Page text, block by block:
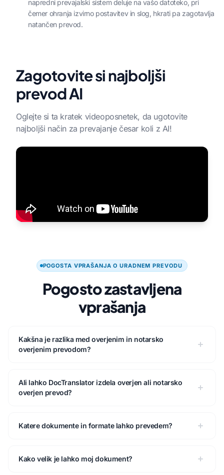
napredni prevajalski sistem deluje na vašo datoteko, pri
čemer ohranja izvirno postavitev in slog, hkrati pa zagotavlja
natančen prevod.
Zagotovite si najboljši
prevod AI
Oglejte si ta kratek videoposnetek, da ugotovite
najboljši način za prevajanje česar koli z AI!
POGOSTA VPRAŠANJA O URADNEM PREVODU
Pogosto zastavljena
vprašanja
Kakšna je razlika med overjenim in notarsko
overjenim prevodom?
Ali lahko DocTranslator izdela overjen ali notarsko
overjen prevod?
Katere dokumente in formate lahko prevedem?
Kako velik je lahko moj dokument?